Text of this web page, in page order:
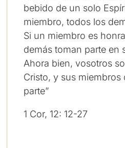
bebido de un solo
miembro, todos los
Si un miembro es
demás toman parte en
Ahora bien, vosotros
Cristo, y sus miembros
parte”
1 Cor, 12: 12-27